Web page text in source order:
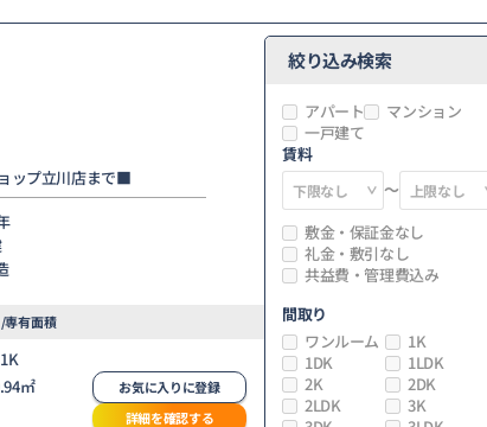
ップ立川店まで■
専有面積
1K
㎡
お気に入りに登録
詳細を確認する
絞り込み検索
アパート
マンション
一戸建て
賃料
～
敷金・保証金なし
礼金・敷引なし
共益費・管理費込み
間取り
ワンルーム
1K
1DK
1LDK
2K
2DK
2LDK
3K